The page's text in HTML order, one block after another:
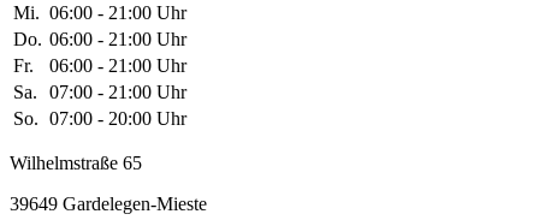
Mi. 06:00 - 21:00 Uhr
Do. 06:00 - 21:00 Uhr
Fr.
06:00 - 21:00 Uhr
Sa.
07:00 - 21:00 Uhr
So. 07:00 - 20:00 Uhr
Wilhelmstraße 65
39649 Gardelegen-Mieste